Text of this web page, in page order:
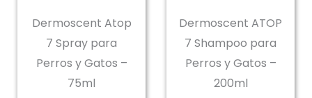
Dermoscent Atop
7 Spray para
Perros y Gatos –
75ml
Dermoscent ATOP
7 Shampoo para
Perros y Gatos –
200ml